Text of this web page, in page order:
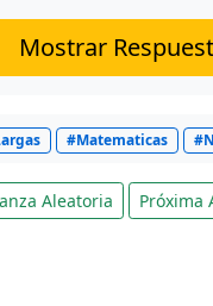
Mostrar
#Matematicas
Aleatoria Próxima